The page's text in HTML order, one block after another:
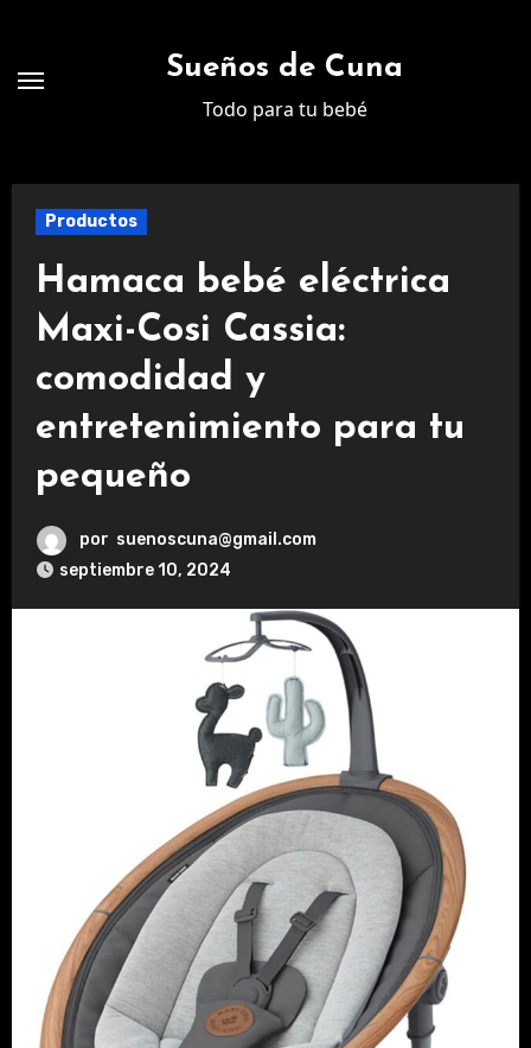
contenido
Sueños de Cuna
Todo para tu bebé
Productos
Hamaca bebé eléctrica
Maxi-Cosi Cassia:
comodidad y
entretenimiento para tu
pequeño
por suenoscuna@gmail.com
septiembre 10, 2024